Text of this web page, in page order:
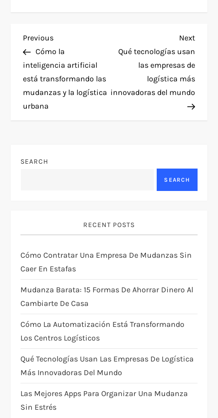
P
o
s
t
a
a
t
i
o
n
Previous
Post
Previous
Cómo la
inteligencia artificial
está transformando las
mudanzas y la logística
urbana
Next
Post
Next
Qué tecnologías usan
las empresas de
logística más
innovadoras del mundo
SEARCH
SEARCH
RECENT POSTS
Cómo Contratar Una Empresa De Mudanzas Sin
Caer En Estafas
Mudanza Barata: 15 Formas De Ahorrar Dinero Al
Cambiarte De Casa
Cómo La Automatización Está Transformando
Los Centros Logísticos
Qué Tecnologías Usan Las Empresas De Logística
Más Innovadoras Del Mundo
Las Mejores Apps Para Organizar Una Mudanza
Sin Estrés